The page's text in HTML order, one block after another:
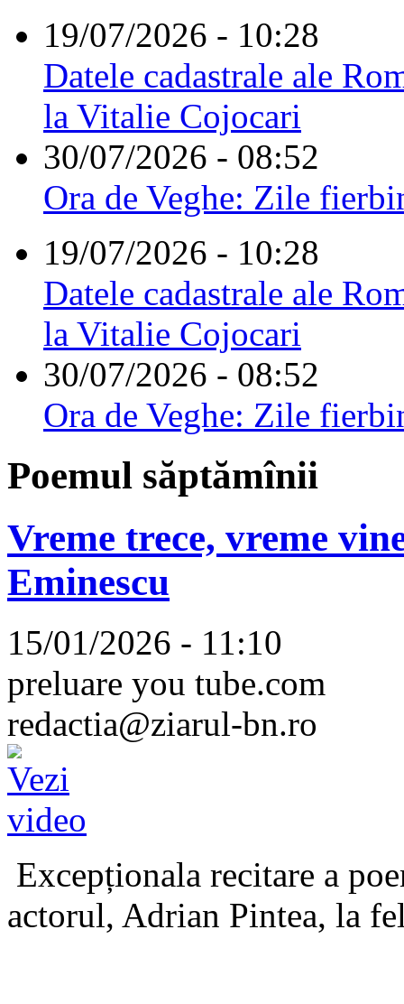
19/07/2026 - 10:28
Datele cadastrale ale
la Vitalie Cojocari
30/07/2026 - 08:52
Ora de Veghe: Zile
19/07/2026 - 10:28
Datele cadastrale ale
la Vitalie Cojocari
30/07/2026 - 08:52
Ora de Veghe: Zile
Poemul săptămînii
Vreme trece, vreme
Eminescu
15/01/2026 - 11:10
preluare you tube.com
redactia@ziarul-bn.ro
Excepționala recitare a
actorul, Adrian Pintea, la